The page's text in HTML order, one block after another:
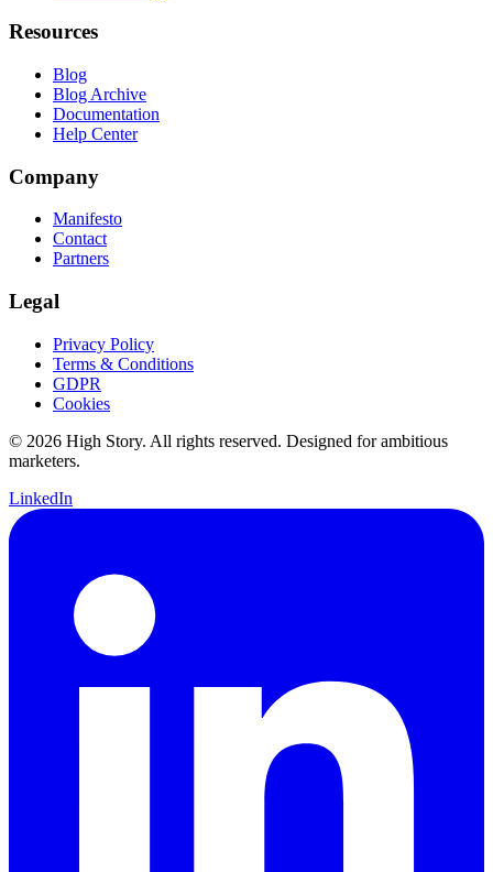
Resources
Blog
Blog Archive
Documentation
Help Center
Company
Manifesto
Contact
Partners
Legal
Privacy Policy
Terms & Conditions
GDPR
Cookies
© 2026 High Story. All rights reserved. Designed for ambitious
marketers.
LinkedIn